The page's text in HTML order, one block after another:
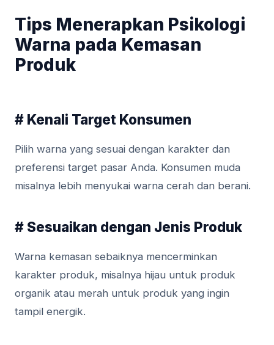
Tips Menerapkan Psikologi
Warna pada Kemasan
Produk
# Kenali Target Konsumen
Pilih warna yang sesuai dengan karakter dan
preferensi target pasar Anda. Konsumen muda
misalnya lebih menyukai warna cerah dan berani.
# Sesuaikan dengan Jenis Produk
Warna kemasan sebaiknya mencerminkan
karakter produk, misalnya hijau untuk produk
organik atau merah untuk produk yang ingin
tampil energik.